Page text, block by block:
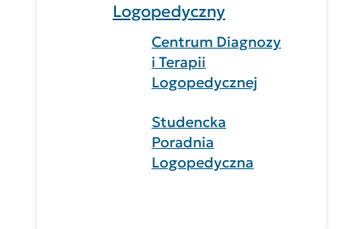
Logopedyczny
Centrum Diagnozy
i Terapii
Logopedycznej
Studencka
Poradnia
Logopedyczna